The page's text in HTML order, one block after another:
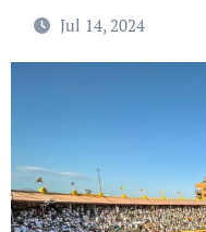
Jul 14, 2024